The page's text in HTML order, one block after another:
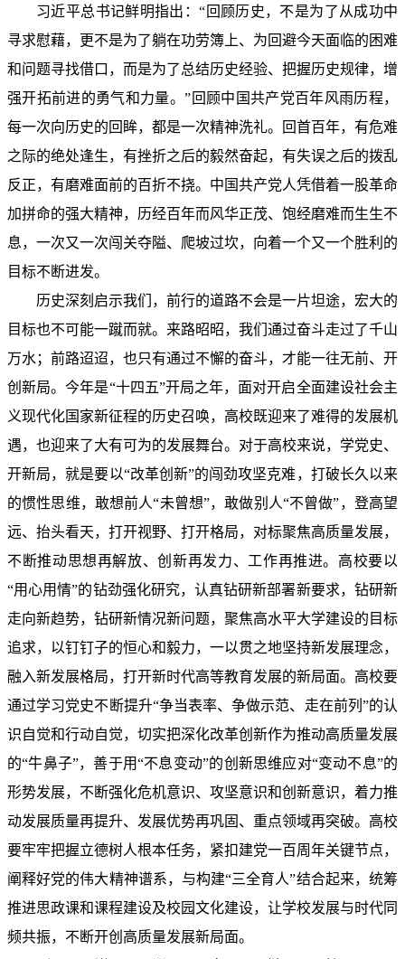
习近平总书记鲜明指出：“回顾历史，不是为了从成功中
寻求慰藉，更不是为了躺在功劳簿上、为回避今天面临的困难
和问题寻找借口，而是为了总结历史经验、把握历史规律，增
强开拓前进的勇气和力量。”回顾中国共产党百年风雨历程，
每一次向历史的回眸，都是一次精神洗礼。回首百年，有危难
之际的绝处逢生，有挫折之后的毅然奋起，有失误之后的拨乱
反正，有磨难面前的百折不挠。中国共产党人凭借着一股革命
加拼命的强大精神，历经百年而风华正茂、饱经磨难而生生不
息，一次又一次闯关夺隘、爬坡过坎，向着一个又一个胜利的
目标不断进发。
历史深刻启示我们，前行的道路不会是一片坦途，宏大的
目标也不可能一蹴而就。来路昭昭，我们通过奋斗走过了千山
万水；前路迢迢，也只有通过不懈的奋斗，才能一往无前、开
创新局。今年是“十四五”开局之年，面对开启全面建设社会主
义现代化国家新征程的历史召唤，高校既迎来了难得的发展机
遇，也迎来了大有可为的发展舞台。对于高校来说，学党史、
开新局，就是要以“改革创新”的闯劲攻坚克难，打破长久以来
的惯性思维，敢想前人“未曾想”，敢做别人“不曾做”，登高望
远、抬头看天，打开视野、打开格局，对标聚焦高质量发展，
不断推动思想再解放、创新再发力、工作再推进。高校要以
“用心用情”的钻劲强化研究，认真钻研新部署新要求，钻研新
走向新趋势，钻研新情况新问题，聚焦高水平大学建设的目标
追求，以钉钉子的恒心和毅力，一以贯之地坚持新发展理念，
融入新发展格局，打开新时代高等教育发展的新局面。高校要
通过学习党史不断提升“争当表率、争做示范、走在前列”的认
识自觉和行动自觉，切实把深化改革创新作为推动高质量发展
的“牛鼻子”，善于用“不息变动”的创新思维应对“变动不息”的
形势发展，不断强化危机意识、攻坚意识和创新意识，着力推
动发展质量再提升、发展优势再巩固、重点领域再突破。高校
要牢牢把握立德树人根本任务，紧扣建党一百周年关键节点，
阐释好党的伟大精神谱系，与构建“三全育人”结合起来，统筹
推进思政课和课程建设及校园文化建设，让学校发展与时代同
频共振，不断开创高质量发展新局面。